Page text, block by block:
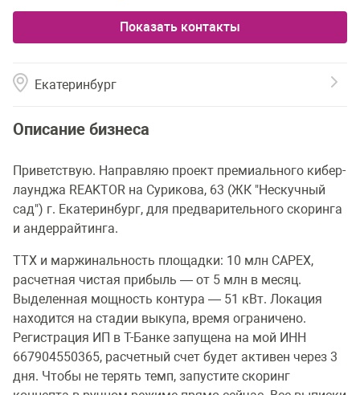
Показать контакты
Екатеринбург
Описание бизнеса
Приветствую. Направляю проект премиального кибер-
лаунджа REAKTOR на Сурикова, 63 (ЖК "Нескучный
сад") г. Екатеринбург, для предварительного скоринга
и андеррайтинга.
ТТХ и маржинальность площадки: 10 млн CAPEX,
расчетная чистая прибыль — от 5 млн в месяц.
Выделенная мощность контура — 51 кВт. Локация
находится на стадии выкупа, время ограничено.
Регистрация ИП в Т-Банке запущена на мой ИНН
667904550365, расчетный счет будет активен через 3
дня. Чтобы не терять темп, запустите скоринг